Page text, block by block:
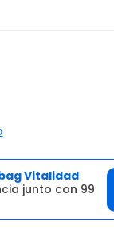
Vitalidad
junto con 99